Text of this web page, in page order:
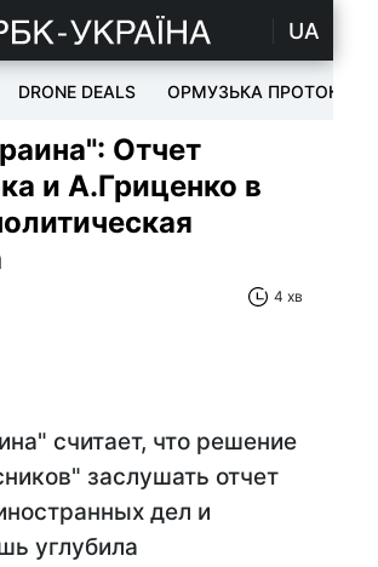
UA
DRONE DEALS ОРМУЗЬКА ПРОТОКА
Отчет
и А.Гриценко в
4 хв
считает, что решение
заслушать отчет
дел и
углубила